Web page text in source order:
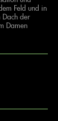
Feld und in
Dach der
Damen